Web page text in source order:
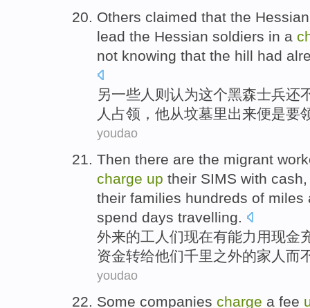
Others claimed that the Hessian
lead the Hessian soldiers in a
not knowing that the hill had
另一些人则 认为这个黑森士兵还
人占领，他从坟墓里出来便是要
youdao
Then there are the migrant
charge up their SIMS with cash
their families hundreds of miles
spend days travelling.
外来的工人 们现在有能力 用现金
资金转给他们千里之外的家人 而
youdao
Some companies charge a fee